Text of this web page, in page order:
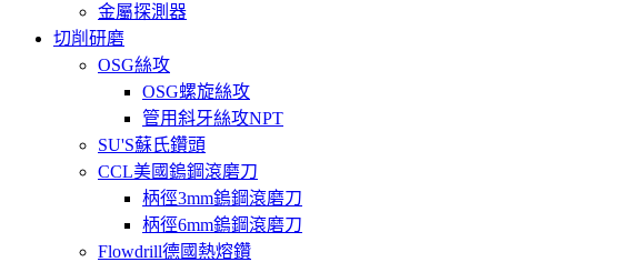
金屬探測器
切削研磨
OSG絲攻
OSG螺旋絲攻
管用斜牙絲攻NPT
SU'S蘇氏鑽頭
CCL美國鎢鋼滾磨刀
柄徑3mm鎢鋼滾磨刀
柄徑6mm鎢鋼滾磨刀
Flowdrill德國熱熔鑽